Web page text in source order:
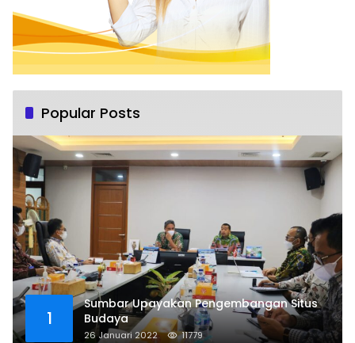
Popular Posts
1
Sumbar Upayakan Pengembangan Situs
Budaya
26 Januari 2022 11779